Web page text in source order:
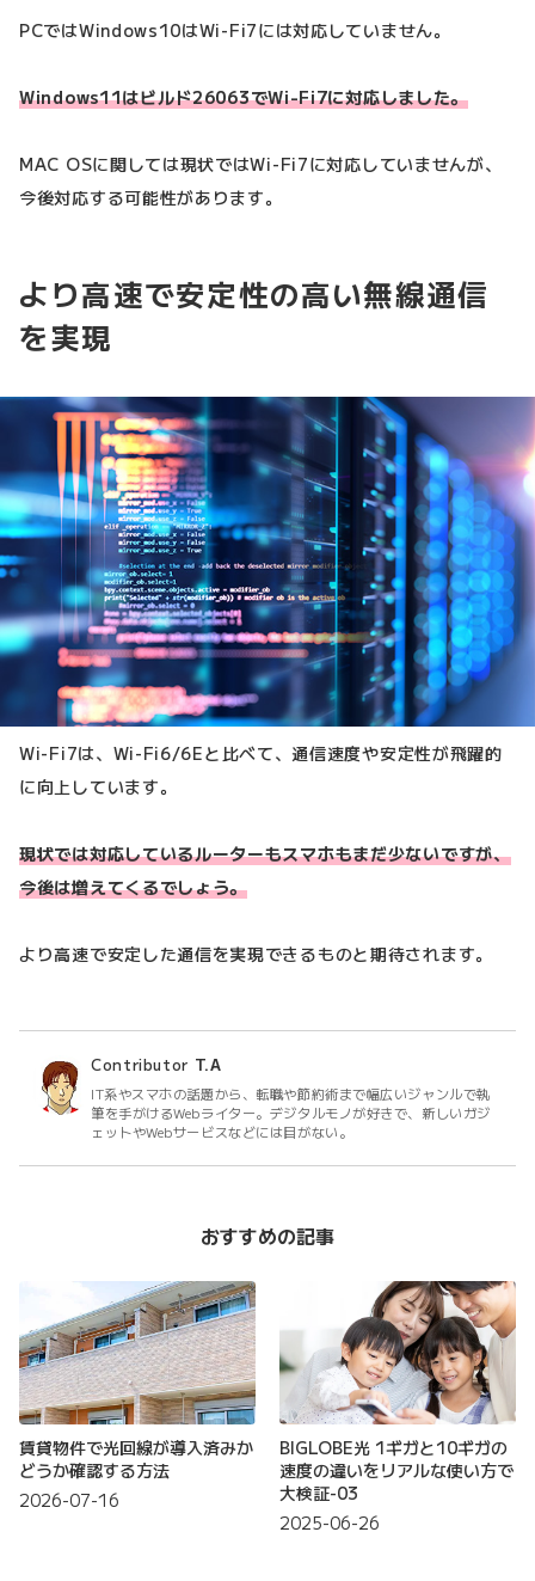
PCではWindows10はWi-Fi7には対応していません。
Windows11はビルド26063でWi-Fi7に対応しました。
MAC OSに関しては現状ではWi-Fi7に対応していませんが、
今後対応する可能性があります。
より高速で安定性の高い無線通信
を実現
Wi-Fi7は、Wi-Fi6/6Eと比べて、通信速度や安定性が飛躍的
に向上しています。
現状では対応しているルーターもスマホもまだ少ないですが、
今後は増えてくるでしょう。
より高速で安定した通信を実現できるものと期待されます。
Contributor T.A
IT系やスマホの話題から、転職や節約術まで幅広いジャンルで執
筆を手がけるWebライター。デジタルモノが好きで、新しいガジ
ェットやWebサービスなどには目がない。
おすすめの記事
賃貸物件で光回線が導入済みか
どうか確認する方法
2026-07-16
BIGLOBE光 1ギガと10ギガの
速度の違いをリアルな使い方で
大検証-03
2025-06-26